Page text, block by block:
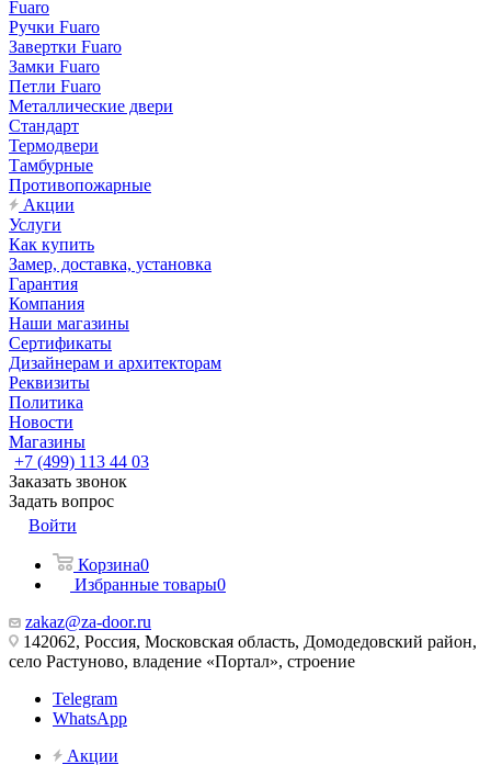
Fuaro
Ручки Fuaro
Завертки Fuaro
Замки Fuaro
Петли Fuaro
Металлические двери
Стандарт
Термодвери
Тамбурные
Противопожарные
Акции
Услуги
Как купить
Замер, доставка, установка
Гарантия
Компания
Наши магазины
Сертификаты
Дизайнерам и архитекторам
Реквизиты
Политика
Новости
Магазины
+7 (499) 113 44 03
Заказать звонок
Задать вопрос
Войти
Корзина0
Избранные товары0
zakaz@za-door.ru
142062, Россия, Московская область, Домодедовский район,
село Растуново, владение «Портал», строение
Telegram
WhatsApp
Акции